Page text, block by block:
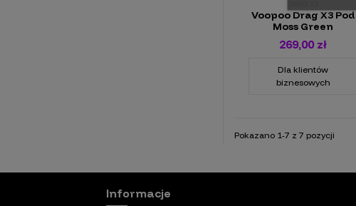
Voopoo Drag X3 Pod
Moss Green
269,00 zł
Dla klientów
biznesowych
Pokazano 1-7 z 7 pozycji
Informacje